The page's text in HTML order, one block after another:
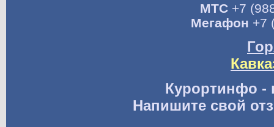
МТС+7
Мегафон +7
Курортинфо -
Напишите свой